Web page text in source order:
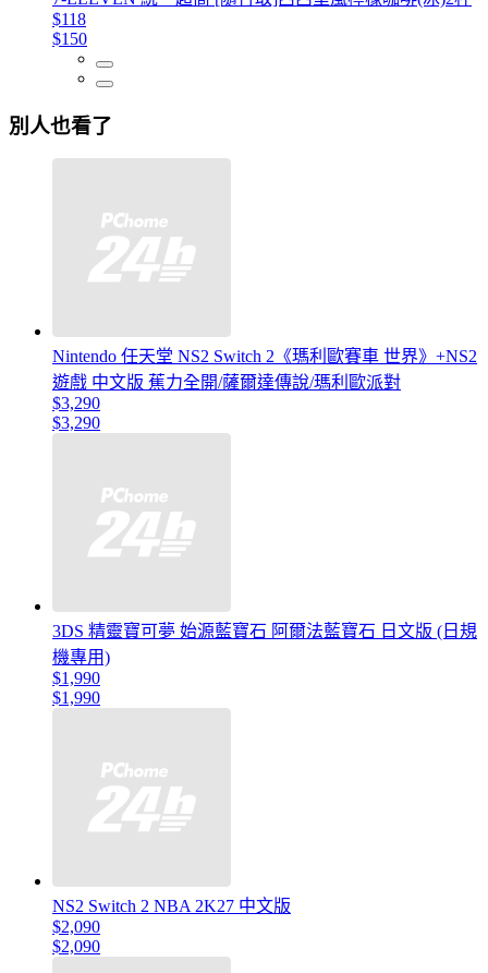
$118
$150
別人也看了
Nintendo 任天堂 NS2 Switch 2《瑪利歐賽車 世界》+NS2
遊戲 中文版 蕉力全開/薩爾達傳說/瑪利歐派對
$3,290
$3,290
3DS 精靈寶可夢 始源藍寶石 阿爾法藍寶石 日文版 (日規
機專用)
$1,990
$1,990
NS2 Switch 2 NBA 2K27 中文版
$2,090
$2,090